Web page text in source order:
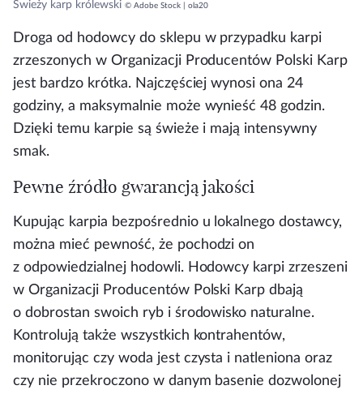
Świeży karp królewski © Adobe Stock | ola20
Droga od hodowcy do sklepu w przypadku karpi
zrzeszonych w Organizacji Producentów Polski Karp
jest bardzo krótka. Najczęściej wynosi ona 24
godziny, a maksymalnie może wynieść 48 godzin.
Dzięki temu karpie są świeże i mają intensywny
smak.
Pewne źródło gwarancją jakości
Kupując karpia bezpośrednio u lokalnego dostawcy,
można mieć pewność, że pochodzi on
z odpowiedzialnej hodowli. Hodowcy karpi zrzeszeni
w Organizacji Producentów Polski Karp dbają
o dobrostan swoich ryb i środowisko naturalne.
Kontrolują także wszystkich kontrahentów,
monitorując czy woda jest czysta i natleniona oraz
czy nie przekroczono w danym basenie dozwolonej